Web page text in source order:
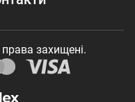
захищені.